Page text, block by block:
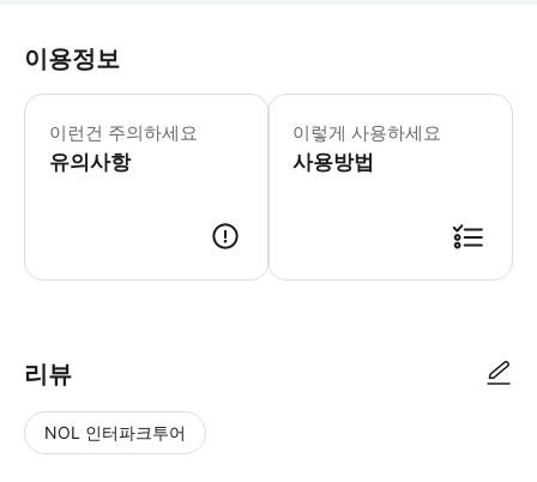
이용정보
이런건 주의하세요
유의사항
예약 후 WhatsApp 또는 SMS를 통해
이렇게 사용하세요
사용방법
리뷰
NOL 인터파크투어